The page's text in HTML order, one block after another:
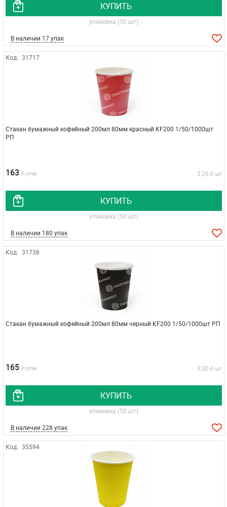
КУПИТЬ
упаковка (50 шт)
В наличии 17 упак
Код: 31717
Стакан бумажный кофейный 200мл 80мм красный KF200 1/50/1000шт
РП
163 ₽/упак 3,26 ₽/шт
КУПИТЬ
упаковка (50 шт)
В наличии 180 упак
Код: 31738
Стакан бумажный кофейный 200мл 80мм черный KF200 1/50/1000шт РП
165 ₽/упак 3,30 ₽/шт
КУПИТЬ
упаковка (50 шт)
В наличии 228 упак
Код: 35594